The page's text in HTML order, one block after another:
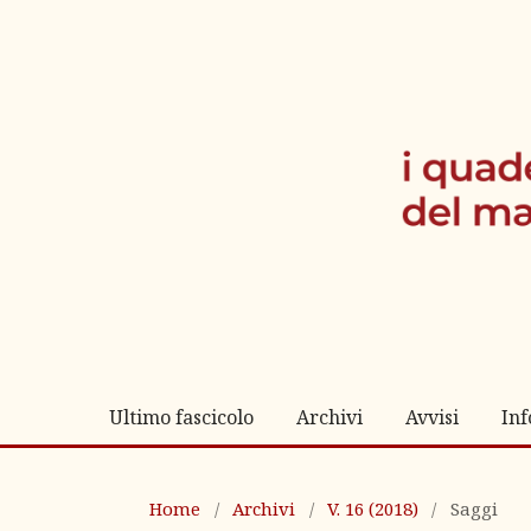
Ultimo fascicolo Archivi Avvisi
Home / Archivi / V. 16 (2018) / Saggi